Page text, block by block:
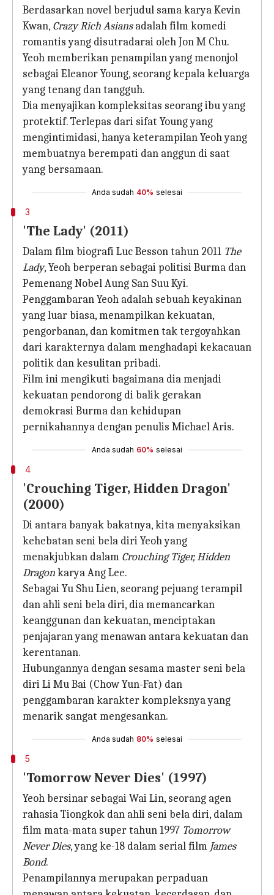
Berdasarkan novel berjudul sama karya Kevin
Kwan, Crazy Rich Asiansadalah film komedi
romantis yang disutradarai oleh Jon M Chu.
Yeoh memberikan penampilan yang menonjol
sebagai Eleanor Young, seorang kepala keluarga
yang tenang dan tangguh.
Dia menyajikan kompleksitas seorang ibu yang
protektif. Terlepas dari sifat Young yang
mengintimidasi, hanya keterampilan Yeoh yang
membuatnya berempati dan anggun di saat
yang bersamaan.
Anda sudah 40% selesai
3
'The Lady' (2011)
Dalam film biografi Luc Besson tahun 2011 The
Lady, Yeoh berperan sebagai politisi Burma dan
Pemenang Nobel Aung San Suu Kyi.
Penggambaran Yeoh adalah sebuah keyakinan
yang luar biasa, menampilkan kekuatan,
pengorbanan, dan komitmen tak tergoyahkan
dari karakternya dalam menghadapi kekacauan
politik dan kesulitan pribadi.
Film ini mengikuti bagaimana dia menjadi
kekuatan pendorong di balik gerakan
demokrasi Burma dan kehidupan
pernikahannya dengan penulis Michael Aris.
Anda sudah 60% selesai
4
'Crouching Tiger, Hidden Dragon'
(2000)
Di antara banyak bakatnya, kita menyaksikan
kehebatan seni bela diri Yeoh yang
menakjubkan dalam Crouching Tiger, Hidden
Dragonkarya Ang Lee.
Sebagai Yu Shu Lien, seorang pejuang terampil
dan ahli seni bela diri, dia memancarkan
keanggunan dan kekuatan, menciptakan
penjajaran yang menawan antara kekuatan dan
kerentanan.
Hubungannya dengan sesama master seni bela
diri Li Mu Bai (Chow Yun-Fat) dan
penggambaran karakter kompleksnya yang
menarik sangat mengesankan.
Anda sudah 80% selesai
5
'Tomorrow Never Dies' (1997)
Yeoh bersinar sebagai Wai Lin, seorang agen
rahasia Tiongkok dan ahli seni bela diri, dalam
film mata-mata super tahun 1997 Tomorrow
Never Dies, yang ke-18 dalam serial film James
Bond.
Penampilannya merupakan perpaduan